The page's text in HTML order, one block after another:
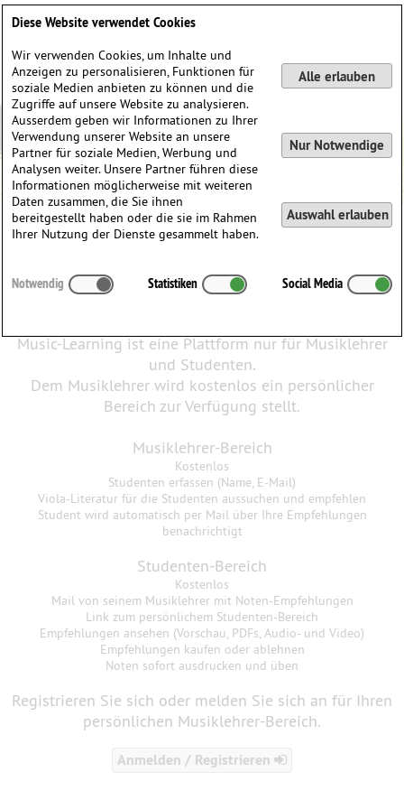
DE EN
Willkommen bei Music-Learning
Sind Sie Musiklehrer oder Professor für Musik?
Music-Learning ist eine Plattform nur für Musiklehrer
und Studenten.
Dem Musiklehrer wird kostenlos ein persönlicher
Bereich zur Verfügung stellt.
Musiklehrer-Bereich
Kostenlos
Studenten erfassen (Name, E-Mail)
Viola-Literatur für die Studenten aussuchen und empfehlen
Student wird automatisch per Mail über Ihre Empfehlungen
benachrichtigt
Studenten-Bereich
Kostenlos
Mail von seinem Musiklehrer mit Noten-Empfehlungen
Link zum persönlichem Studenten-Bereich
Empfehlungen ansehen (Vorschau, PDFs, Audio- und Video)
Empfehlungen kaufen oder ablehnen
Noten sofort ausdrucken und üben
Registrieren Sie sich oder melden Sie sich an für Ihren
persönlichen Musiklehrer-Bereich.
Anmelden / Registrieren
Diese Website verwendet Cookies
Wir verwenden Cookies, um Inhalte und
Anzeigen zu personalisieren, Funktionen für
soziale Medien anbieten zu können und die
Zugriffe auf unsere Website zu analysieren.
Ausserdem geben wir Informationen zu Ihrer
Verwendung unserer Website an unsere
Partner für soziale Medien, Werbung und
Analysen weiter. Unsere Partner führen diese
Informationen möglicherweise mit weiteren
Daten zusammen, die Sie ihnen
bereitgestellt haben oder die sie im Rahmen
Ihrer Nutzung der Dienste gesammelt haben.
Alle erlauben
Nur Notwendige
Auswahl erlauben
Notwendig Statistiken Social Media